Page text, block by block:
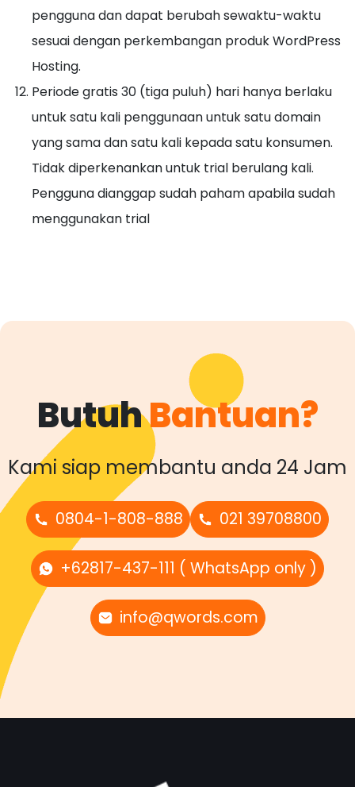
pengguna dan dapat berubah sewaktu-waktu
sesuai dengan perkembangan produk WordPress
Hosting.
Periode gratis 30 (tiga puluh) hari hanya berlaku
untuk satu kali penggunaan untuk satu domain
yang sama dan satu kali kepada satu konsumen.
Tidak diperkenankan untuk trial berulang kali.
Pengguna dianggap sudah paham apabila sudah
menggunakan trial
ButuhBantuan?
Kami siap membantu anda 24 Jam
0804-1-808-888 021 39708800
+62817-437-111 ( WhatsApp only )
info@qwords.com